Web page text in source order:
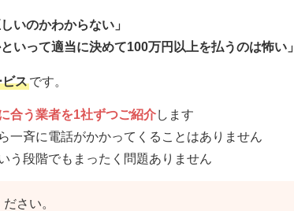
いのかわからない」
いって適当に決めて100万円以上を払うのは怖い」
スです。
合う業者を1社ずつご紹介します
一斉に電話がかかってくることはありません
う段階でもまったく問題ありません
さい。